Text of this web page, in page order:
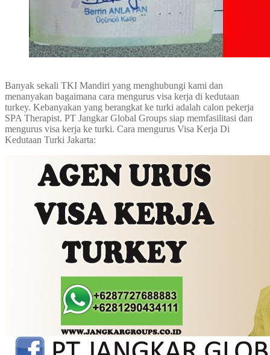
Banyak sekali TKI Mandiri yang menghubungi kami dan
menanyakan bagaimana cara mengurus visa kerja di kedutaan
turkey. Kebanyakan yang berangkat ke turki adalah calon pekerja
SPA Therapist. PT Jangkar Global Groups siap memfasilitasi dan
mengurus visa kerja ke turki. Cara mengurus Visa Kerja Di
Kedutaan Turki Jakarta: